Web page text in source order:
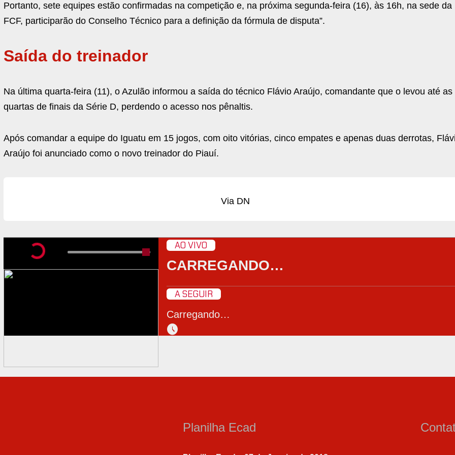
Portanto, sete equipes estão confirmadas na competição e, na próxima segunda-feira (16), às 16h, na sede da
FCF, participarão do Conselho Técnico para a definição da fórmula de disputa”.
Saída do treinador
Na última quarta-feira (11), o Azulão informou a saída do técnico Flávio Araújo, comandante que o levou até as
quartas de finais da Série D, perdendo o acesso nos pênaltis.
Após comandar a equipe do Iguatu em 15 jogos, com oito vitórias, cinco empates e apenas duas derrotas,
Araújo foi anunciado como o novo treinador do Piauí.
Via DN
AO VIVO
CARREGANDO…
A SEGUIR
Carregando…
schedule
Planilha Ecad